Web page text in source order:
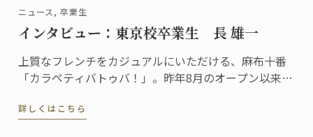
ニュース, 卒業生
インタビュー：東京校卒業生 長 雄一
上質なフレンチをカジュアルにいただける、麻布十番
「カラペティバトゥバ！」。昨年8月のオープン以来、
メな人々の間でも評価の高い、この2店舗のオーナーが
詳しくはこちら